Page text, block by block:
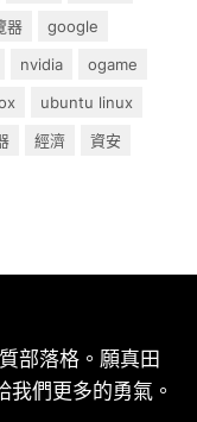
器
google
nvidia
ogame
ubuntu linux
經濟
資安
部落格。願真田
們更多的勇氣。